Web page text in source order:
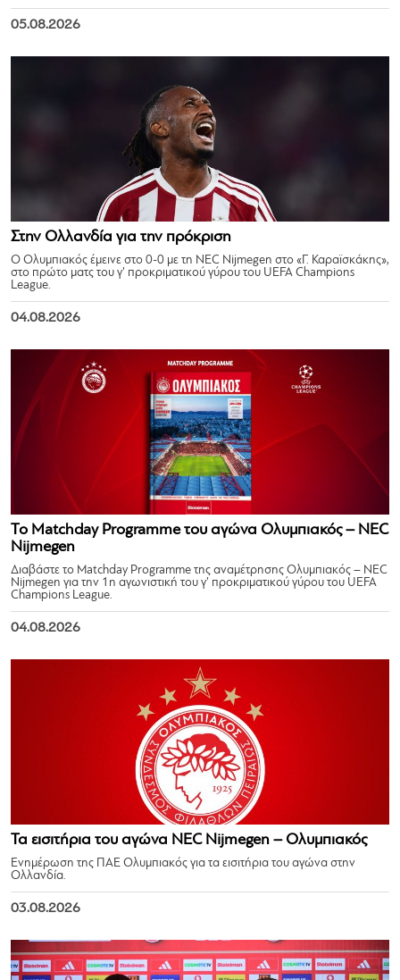
05.08.2026
Στην Ολλανδία για την πρόκριση
Ο Ολυμπιακός έμεινε στο 0-0 με τη NEC Nijmegen στο «Γ. Καραϊσκάκης»,
στο πρώτο ματς του γ’ προκριματικού γύρου του UEFA Champions
League.
04.08.2026
Το Matchday Programme του αγώνα Ολυμπιακός – NEC
Nijmegen
Διαβάστε το Matchday Programme της αναμέτρησης Ολυμπιακός – NEC
Nijmegen για την 1η αγωνιστική του γ’ προκριματικού γύρου του UEFA
Champions League.
04.08.2026
Τα εισιτήρια του αγώνα NEC Nijmegen – Ολυμπιακός
Ενημέρωση της ΠΑΕ Ολυμπιακός για τα εισιτήρια του αγώνα στην
Ολλανδία.
03.08.2026